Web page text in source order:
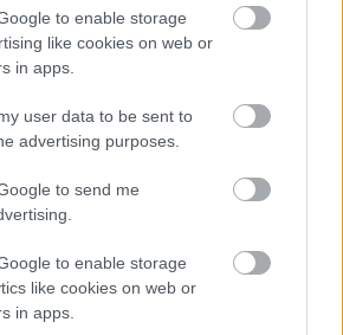
to enable storage
like cookies on web or
in apps.
user data to be sent to
advertising purposes.
to send me
to enable storage
like cookies on web or
in apps.
és elfogadom az
FELIRATKOZÁS